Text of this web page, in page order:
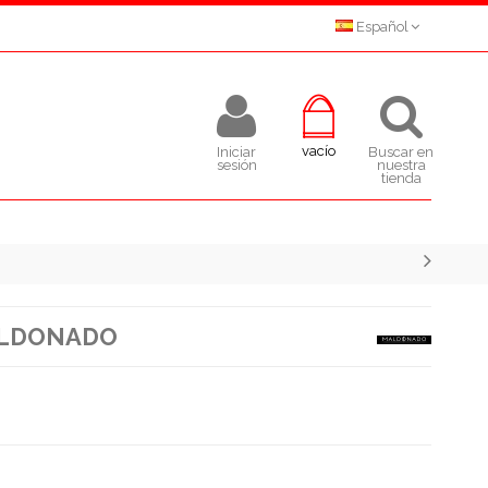
Español
Buscar en
nuestra
tienda
vacío
Iniciar
sesión